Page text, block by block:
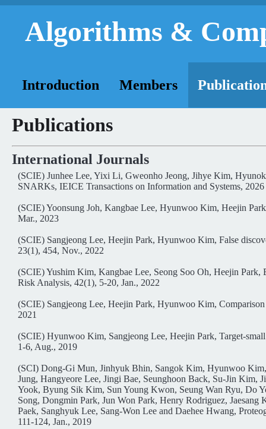
Algorithms &
Introduction Members
Publications
International Journals
(SCIE) Junhee Lee, Yixi Li, Gweonho Jeong, Jihye Kim,
SNARKs, IEICE Transactions on Information and Systems, 2026
(SCIE) Yoonsung Joh, Kangbae Lee, Hyunwoo Kim, Heejin
Mar., 2023
(SCIE) Sangjeong Lee, Heejin Park, Hyunwoo Kim, False
23(1), 454, Nov., 2022
(SCIE) Yushim Kim, Kangbae Lee, Seong Soo Oh, Heejin Park,
Risk Analysis, 42(1), 5-20, Jan., 2022
(SCIE) Sangjeong Lee, Heejin Park, Hyunwoo Kim,
2021
(SCIE) Hyunwoo Kim, Sangjeong Lee, Heejin Park, Target-
1-6, Aug., 2019
(SCI) Dong-Gi Mun, Jinhyuk Bhin, Sangok Kim, Hyunwoo
Jung, Hangyeore Lee, Jingi Bae, Seunghoon Back, Su-Jin
Yook, Byung Sik Kim, Sun Young Kwon, Seung Wan Ryu, Do
Song, Dongmin Park, Jun Won Park, Henry Rodriguez,
Paek, Sanghyuk Lee, Sang-Won Lee and Daehee Hwang,
111-124, Jan., 2019